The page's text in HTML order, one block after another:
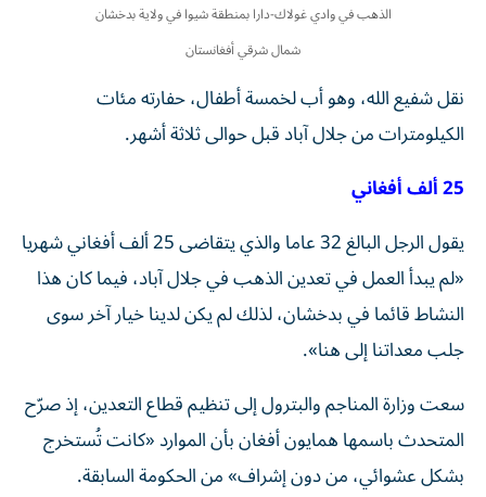
الذهب في وادي غولاك-دارا بمنطقة شيوا في ولاية بدخشان
شمال شرقي أفغانستان
نقل شفيع الله، وهو أب لخمسة أطفال، حفارته مئات
الكيلومترات من جلال آباد قبل حوالى ثلاثة أشهر.
25 ألف أفغاني
يقول الرجل البالغ 32 عاما والذي يتقاضى 25 ألف أفغاني شهريا
«لم يبدأ العمل في تعدين الذهب في جلال آباد، فيما كان هذا
النشاط قائما في بدخشان، لذلك لم يكن لدينا خيار آخر سوى
جلب معداتنا إلى هنا».
سعت وزارة المناجم والبترول إلى تنظيم قطاع التعدين، إذ صرّح
المتحدث باسمها همايون أفغان بأن الموارد «كانت تُستخرج
بشكل عشوائي، من دون إشراف» من الحكومة السابقة.